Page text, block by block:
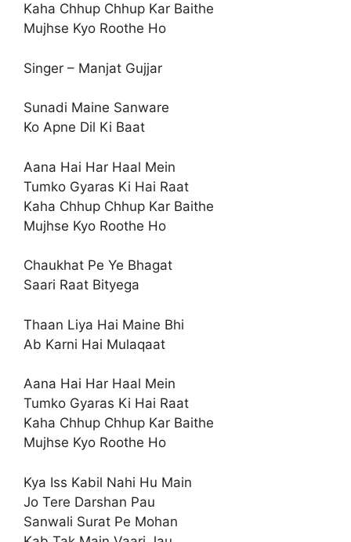
Kaha Chhup Chhup Kar Baithe
Mujhse Kyo Roothe Ho
Singer – Manjat Gujjar
Sunadi Maine Sanware
Ko Apne Dil Ki Baat
Aana Hai Har Haal Mein
Tumko Gyaras Ki Hai Raat
Kaha Chhup Chhup Kar Baithe
Mujhse Kyo Roothe Ho
Chaukhat Pe Ye Bhagat
Saari Raat Bityega
Thaan Liya Hai Maine Bhi
Ab Karni Hai Mulaqaat
Aana Hai Har Haal Mein
Tumko Gyaras Ki Hai Raat
Kaha Chhup Chhup Kar Baithe
Mujhse Kyo Roothe Ho
Kya Iss Kabil Nahi Hu Main
Jo Tere Darshan Pau
Sanwali Surat Pe Mohan